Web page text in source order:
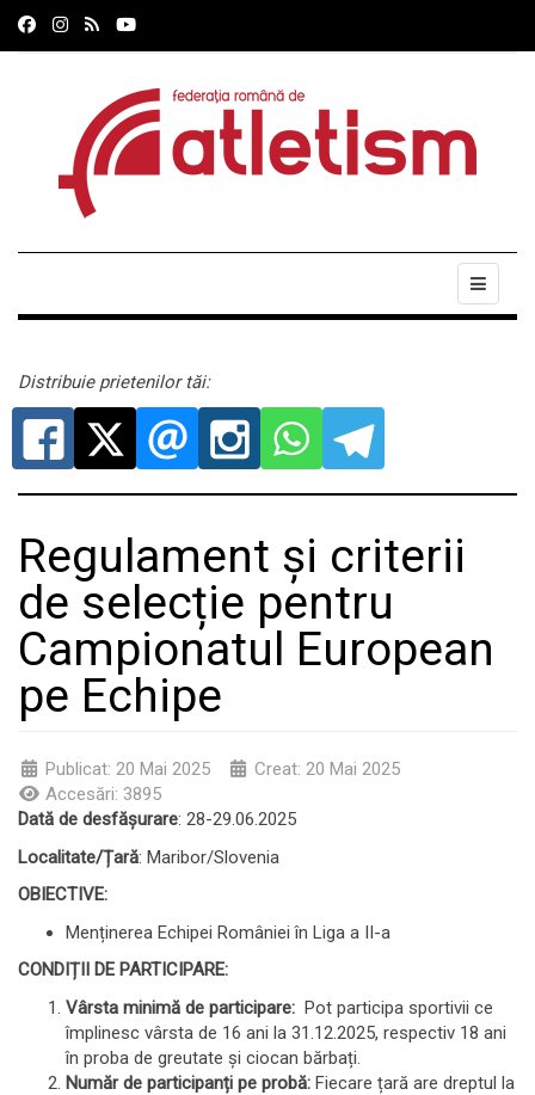
Distribuie prietenilor tăi:
Regulament și criterii
de selecție pentru
Campionatul European
pe Echipe
Publicat: 20 Mai 2025
Creat: 20 Mai 2025
Accesări: 3895
Dată de desfășurare: 28-29.06.2025
Localitate/Țară: Maribor/Slovenia
OBIECTIVE:
Menținerea Echipei României în Liga a II-a
CONDIȚII DE PARTICIPARE:
Vârsta minimă de participare: Pot participa sportivii ce
împlinesc vârsta de 16 ani la 31.12.2025, respectiv 18 ani
în proba de greutate și ciocan bărbați.
Număr de participanți pe probă: Fiecare țară are dreptul la